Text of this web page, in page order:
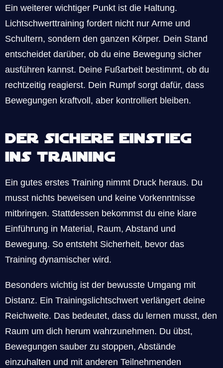
Ein weiterer wichtiger Punkt ist die Haltung.
Lichtschwerttraining fordert nicht nur Arme und
Schultern, sondern den ganzen Körper. Dein Stand
entscheidet darüber, ob du eine Bewegung sicher
ausführen kannst. Deine Fußarbeit bestimmt, ob du
rechtzeitig reagierst. Dein Rumpf sorgt dafür, dass
Bewegungen kraftvoll, aber kontrolliert bleiben.
Der sichere Einstieg
ins Training
Ein gutes erstes Training nimmt Druck heraus. Du
musst nichts beweisen und keine Vorkenntnisse
mitbringen. Stattdessen bekommst du eine klare
Einführung in Material, Raum, Abstand und
Bewegung. So entsteht Sicherheit, bevor das
Training dynamischer wird.
Besonders wichtig ist der bewusste Umgang mit
Distanz. Ein Trainingslichtschwert verlängert deine
Reichweite. Das bedeutet, dass du lernen musst, den
Raum um dich herum wahrzunehmen. Du übst,
Bewegungen sauber zu stoppen, Abstände
einzuhalten und mit anderen Teilnehmenden